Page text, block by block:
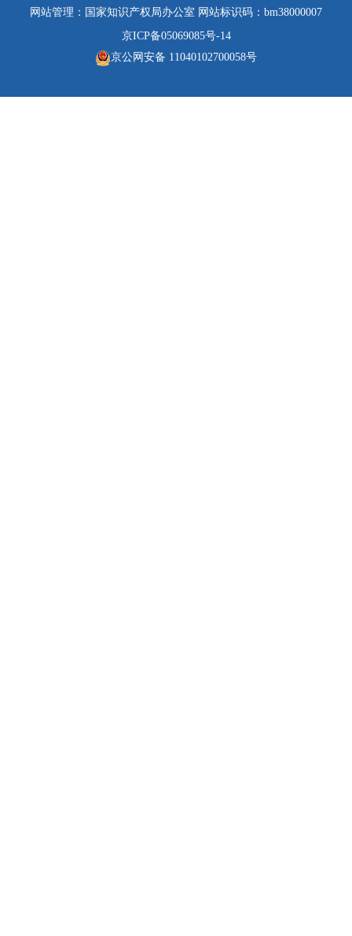
网站管理：国家知识产权局办公室 网站标识码：bm38000007
京ICP备05069085号-14
京公网安备 11040102700058号